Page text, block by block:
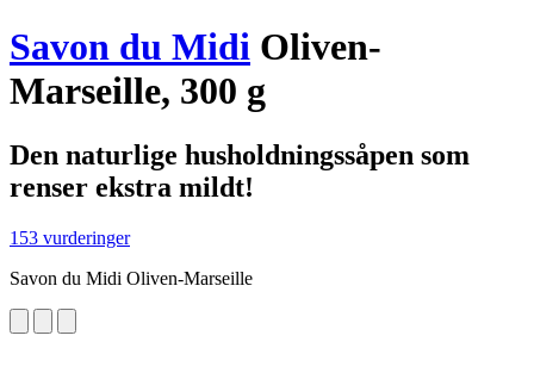
Savon du Midi Oliven-
Marseille, 300 g
Den naturlige husholdningssåpen som
renser ekstra mildt!
153 vurderinger
Savon du Midi Oliven-Marseille